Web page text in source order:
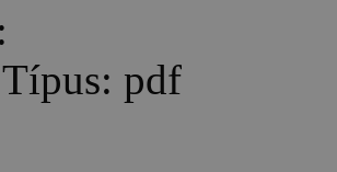
Típus: pdf